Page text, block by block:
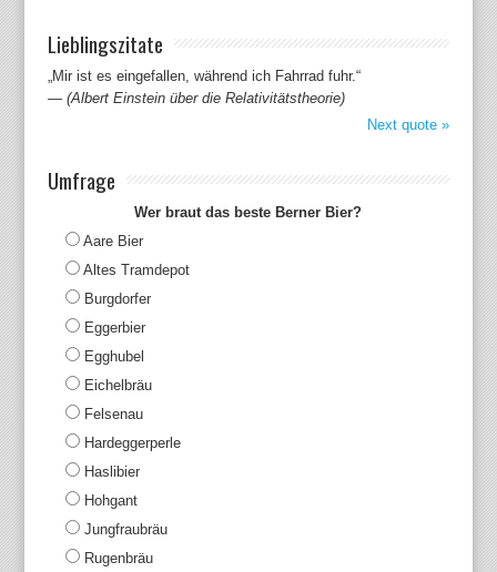
Lieblingszitate
„Mir ist es eingefallen, während ich Fahrrad fuhr.“
— (Albert Einstein über die Relativitätstheorie)
Next quote »
Umfrage
Wer braut das beste Berner Bier?
Aare Bier
Altes Tramdepot
Burgdorfer
Eggerbier
Egghubel
Eichelbräu
Felsenau
Hardeggerperle
Haslibier
Hohgant
Jungfraubräu
Rugenbräu